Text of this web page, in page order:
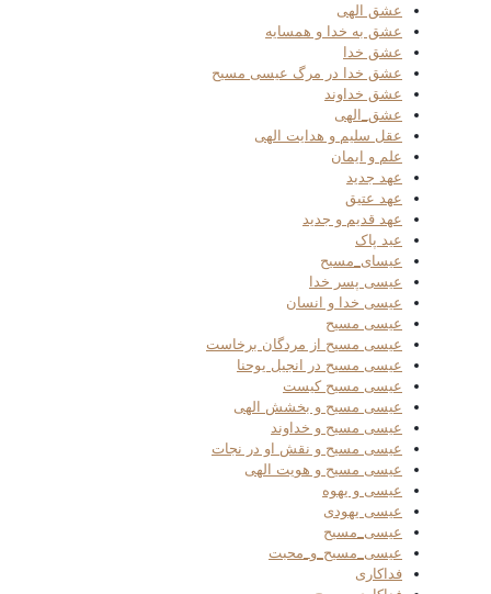
عشق الهی
عشق به خدا و همسایه
عشق خدا
عشق خدا در مرگ عیسی مسیح
عشق خداوند
عشق_الهی
عقل سلیم و هدایت الهی
علم و ایمان
عهد جدید
عهد عتیق
عهد قدیم و جدید
عید پاک
عیسای_مسیح
عیسی پسر خدا
عیسی خدا و انسان
عیسی مسیح
عیسی مسیح از مردگان برخاست
عیسی مسیح در انجیل یوحنا
عیسی مسیح کیست
عیسی مسیح و بخشش الهی
عیسی مسیح و خداوند
عیسی مسیح و نقش او در نجات
عیسی مسیح و هویت الهی
عیسی و یهوه
عیسی یهودی
عیسی_مسیح
عیسی_مسیح_و_محبت
فداکاری